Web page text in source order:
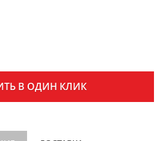
В ОДИН КЛИК